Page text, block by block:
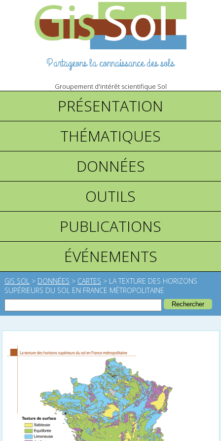
Partageons la connaissance des sols
Groupement d'intérêt scientifique Sol
PRÉSENTATION
THÉMATIQUES
DONNÉES
OUTILS
PUBLICATIONS
ÉVÉNEMENTS
GIS SOL > DONNÉES > CARTES > LA TEXTURE DES HORIZONS
SUPÉRIEURS DU SOL EN FRANCE MÉTROPOLITAINE